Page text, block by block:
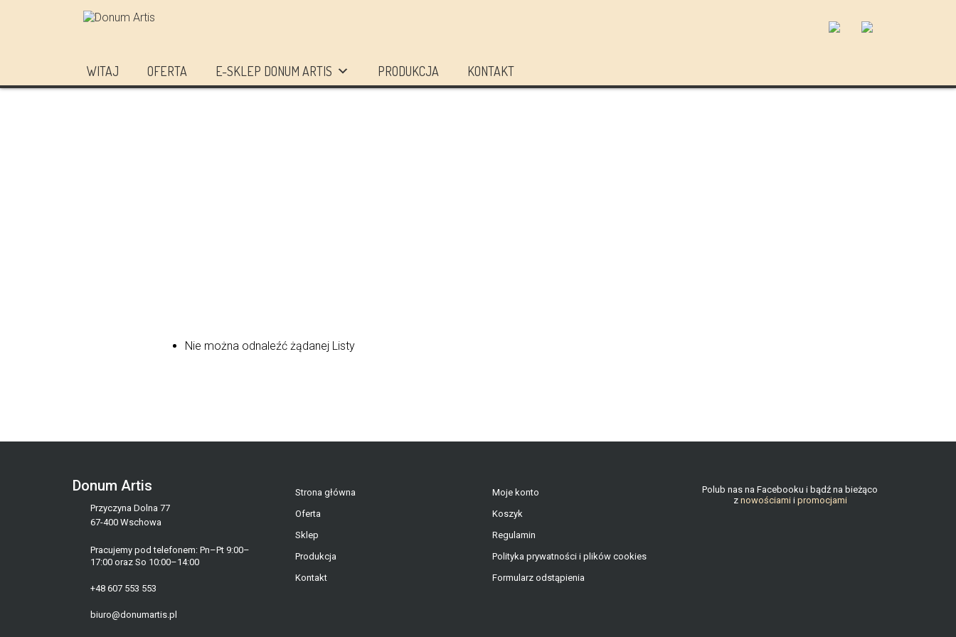
WITAJ OFERTA E-SKLEP DONUM ARTIS PRODUKCJA KONTAKT
Nie można odnaleźć żądanej Listy
Donum Artis
Przyczyna Dolna 77
67-400 Wschowa
Pracujemy pod telefonem: Pn–Pt 9:00–
17:00 oraz So 10:00–14:00
+48 607 553 553
biuro@donumartis.pl
Strona główna
Oferta
Sklep
Produkcja
Kontakt
Moje konto
Koszyk
Regulamin
Polityka prywatności i plików cookies
Formularz odstąpienia
Polub nas na Facebooku i bądź na bieżąco
z nowościamii promocjami